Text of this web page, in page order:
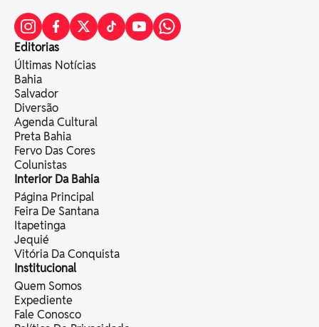
Editorias
Últimas Notícias
Bahia
Salvador
Diversão
Agenda Cultural
Preta Bahia
Fervo Das Cores
Colunistas
Interior Da Bahia
Página Principal
Feira De Santana
Itapetinga
Jequié
Vitória Da Conquista
Institucional
Quem Somos
Expediente
Fale Conosco